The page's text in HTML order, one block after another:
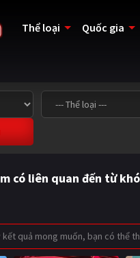
Thể loại Quốc gia
có liên quan đến từ
kết quả mong muốn, bạn có thể